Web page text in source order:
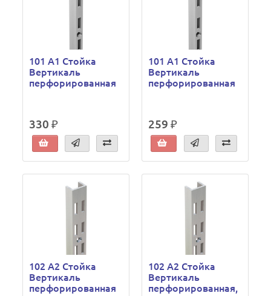
101 A1 Стойка
Вертикаль
перфорированная
330 ₽
101 A1 Стойка
Вертикаль
перфорированная
259 ₽
102 A2 Стойка
Вертикаль
перфорированная
102 A2 Стойка
Вертикаль
перфорированная,